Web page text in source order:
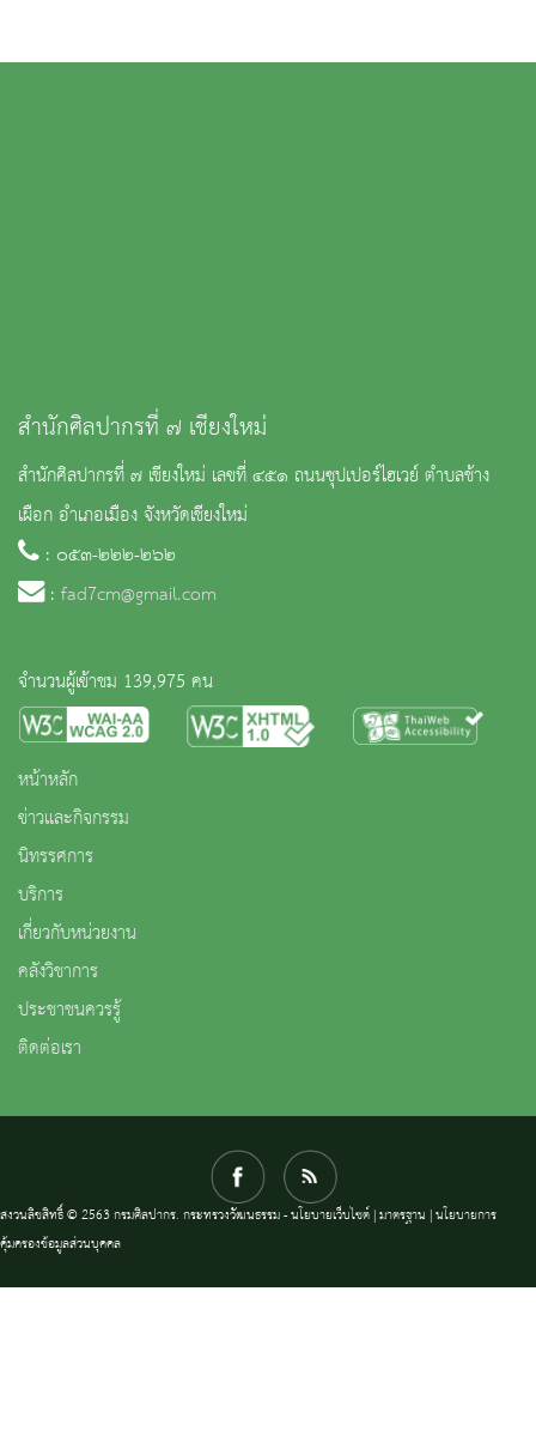
สำนักศิลปากรที่ ๗ เชียงใหม่
สำนักศิลปากรที่ ๗ เชียงใหม่ เลขที่ ๔๕๑ ถนนซุปเปอร์ไฮเวย์ ตำบลช้าง
เผือก อำเภอเมือง จังหวัดเชียงใหม่
: ๐๕๓-๒๒๒-๒๖๒
: fad7cm@gmail.com
จำนวนผู้เข้าชม 139,975 คน
หน้าหลัก
ข่าวและกิจกรรม
นิทรรศการ
บริการ
เกี่ยวกับหน่วยงาน
คลังวิชาการ
ประชาชนควรรู้
ติดต่อเรา
สงวนลิขสิทธิ์ © 2563 กรมศิลปากร. กระทรวงวัฒนธรรม -นโยบายเว็บไซต์|มาตรฐาน |นโยบายการ
คุ้มครองข้อมูลส่วนบุคคล